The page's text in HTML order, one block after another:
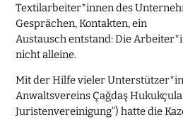
Textilarbeiter*innen des
Gesprächen, Kontakten, ein
Austausch entstand: Die
nicht alleine.
Mit der Hilfe vieler
Anwaltsvereins Çağdaş
Juristenvereinigung“) hatte die